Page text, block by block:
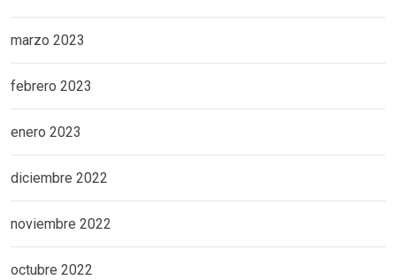
marzo 2023
febrero 2023
enero 2023
diciembre 2022
noviembre 2022
octubre 2022